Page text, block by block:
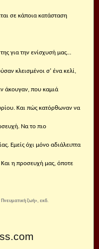
σε κάποια κατάσταση
για την ενίσχυσή μας…
κλεισμένοι σ’ ένα κελί,
άκουγαν, που καμιά
Και πώς κατόρθωναν να
Να το πιο
Εμείς όχι μόνο αδιάλειπτα
η προσευχή μας, όποτε
ζωή», εκδ.